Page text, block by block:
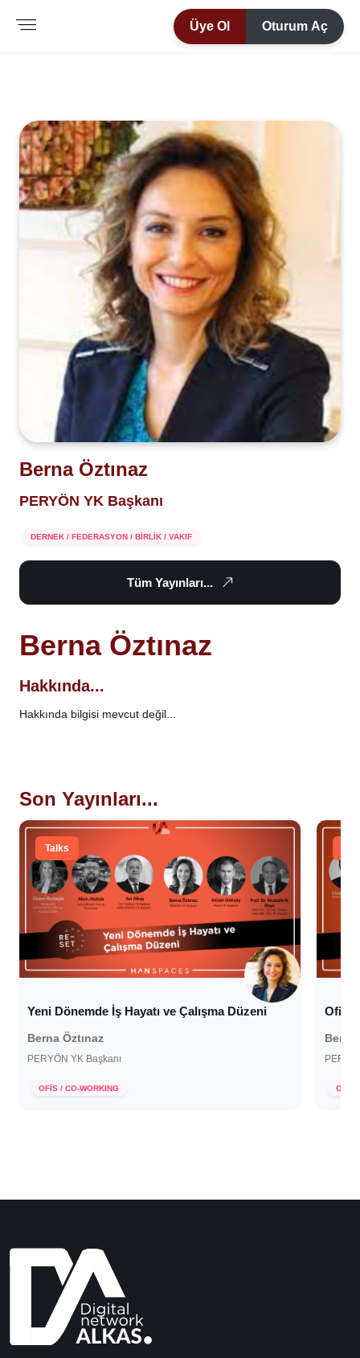
Üye Ol Oturum Aç
Berna Öztınaz
PERYÖN YK Başkanı
DERNEK / FEDERASYON / BİRLİK / VAKIF
Tüm Yayınları...
Berna Öztınaz
Hakkında...
Hakkında bilgisi mevcut değil...
Son Yayınları...
Talks
Yeni Dönemde İş Hayatı ve Çalışma Düzeni
Berna Öztınaz
PERYÖN YK Başkanı
OFİS / CO-WORKING
Ofise
Berna
OFİS